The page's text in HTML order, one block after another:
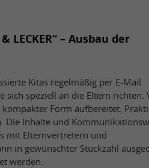
– Ausbau der
Kitas regelmäßig per E-Mail
sich speziell an die Eltern richten.
Form aufbereitet.
Die Inhalte und
mit Elternvertretern und
in gewünschter Stückzahl
werden.